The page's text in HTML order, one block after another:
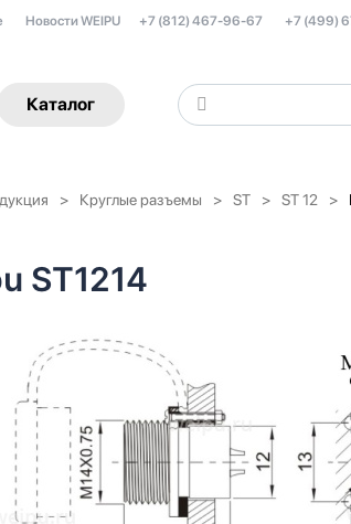
Новости WEIPU +7 (812) 467-96-67 +7 (499)
Каталог
Круглые разъемы ST ST 12
ST1214